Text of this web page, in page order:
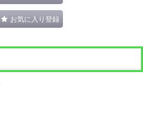
お気に入り登録